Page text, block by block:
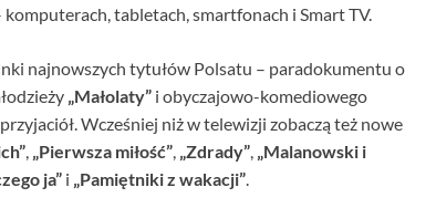
tabletach, smartfonach i Smart TV.
najnowszych tytułów Polsatu – paradokumentu o
„Małolaty” i obyczajowo-komediowego
Wcześniej niż w telewizji zobaczą też nowe
, „Pierwsza miłość”, „Zdrady”, „Malanowski i
ja” i „Pamiętniki z wakacji”.